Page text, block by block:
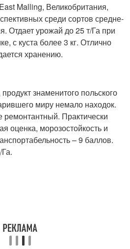
Malling, Великобритания,
среди сортов средне-
Отдает урожай до 25 т/Га при
с куста более 3 кг. Отлично
хранению.
знаменитого польского
миру немало находок.
ремонтантный. Практически
оценка, морозостойкость и
– 9 баллов.